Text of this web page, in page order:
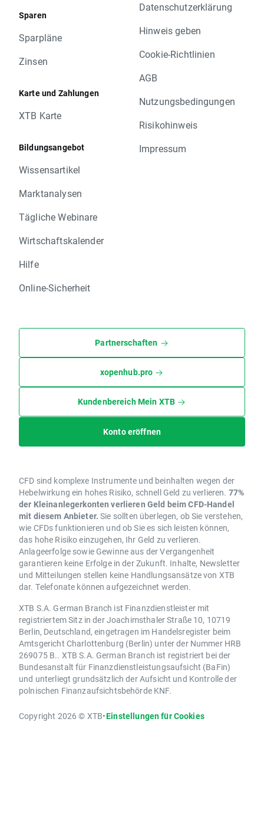
Sparen
Sparpläne
Zinsen
Karte und Zahlungen
XTB Karte
Bildungsangebot
Wissensartikel
Marktanalysen
Tägliche Webinare
Wirtschaftskalender
Hilfe
Online-Sicherheit
Datenschutzerklärung
Hinweis geben
Cookie-Richtlinien
AGB
Nutzungsbedingungen
Risikohinweis
Impressum
Partnerschaften
xopenhub.pro
Kundenbereich Mein XTB
Konto eröffnen
CFD sind komplexe Instrumente und beinhalten wegen der
Hebelwirkung ein hohes Risiko, schnell Geld zu verlieren. 77%
der Kleinanlegerkonten verlieren Geld beim CFD-Handel
mit diesem Anbieter. Sie sollten überlegen, ob Sie verstehen,
wie CFDs funktionieren und ob Sie es sich leisten können,
das hohe Risiko einzugehen, Ihr Geld zu verlieren.
Anlageerfolge sowie Gewinne aus der Vergangenheit
garantieren keine Erfolge in der Zukunft. Inhalte, Newsletter
und Mitteilungen stellen keine Handlungsansätze von XTB
dar. Telefonate können aufgezeichnet werden.
XTB S.A. German Branch ist Finanzdienstleister mit
registriertem Sitz in der Joachimsthaler Straße 10, 10719
Berlin, Deutschland, eingetragen im Handelsregister beim
Amtsgericht Charlottenburg (Berlin) unter der Nummer HRB
269075 B.. XTB S.A. German Branch ist registriert bei der
Bundesanstalt für Finanzdienstleistungsaufsicht (BaFin)
und unterliegt grundsätzlich der Aufsicht und Kontrolle der
polnischen Finanzaufsichtsbehörde KNF.
Copyright 2026 © XTB•Einstellungen für Cookies